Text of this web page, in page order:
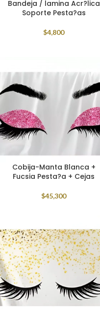
Bandeja / lamina Acr?lica
Soporte Pesta?as
$4,800
Cobija-Manta Blanca +
Fucsia Pesta?a + Cejas
$45,300